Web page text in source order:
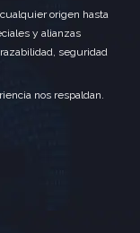
origen hasta
y alianzas
seguridad
nos respaldan.